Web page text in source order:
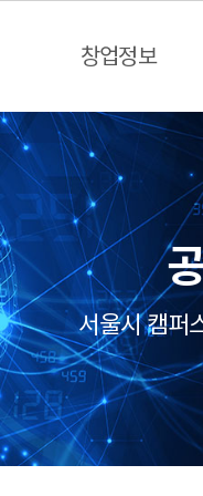
창업정보
서울시 캠퍼